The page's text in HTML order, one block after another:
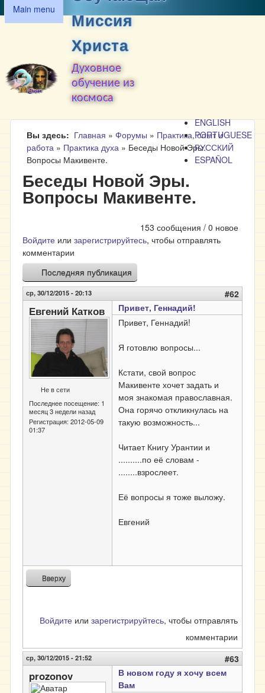
Перейти к основному
содержанию
MAIN MENU
Main menu
Миссия
Христа
Духовное
обучение из
космоса
ENGLISH
PORTUGUESE
РУССКИЙ
ESPAÑOL
Вы здесь Главная » Форумы » Практика, опыт и
работа » Практика духа » Беседы Новой Эры.
Вопросы Макивенте.
Беседы Новой Эры.
Вопросы Макивенте.
153 сообщения / 0 новое
Войдите или зарегистрируйтесь, чтобы отправлять
комментарии
Последняя публикация
ср, 30/12/2015 - 20:13 #62
Евгений Катков
Не в сети
Последнее посещение: 1
месяц 3 недели назад
Регистрация:2012-05-09
01:37
Привет, Геннадий!
Привет, Геннадий!
Я готовлю вопросы...
Кстати, свой вопрос
Макивенте хочет задать и
моя знакомая православная.
Она горячо откликнулась на
такую возможность...
Читает Книгу Урантии и
..........по её словам -
........взрослеет.
Её вопросы я тоже выложу.
Евгений
Вверху
Войдите или зарегистрируйтесь, чтобы отправлять
комментарии
ср, 30/12/2015 - 21:52 #63
prozonov
В новом году я хочу всем
Вам